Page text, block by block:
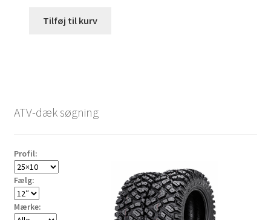
Tilføj til kurv
ATV-dæk søgning
Profil:
Fælg:
Mærke: